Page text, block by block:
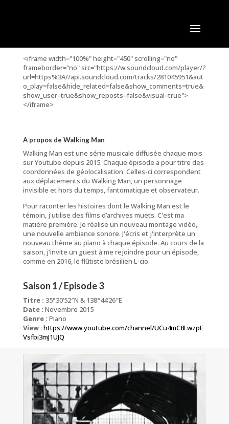
<iframe width="100%" height="450" scrolling="no"
frameborder="no" src="https://w.soundcloud.com/player/?
url=https%3A//api.soundcloud.com/tracks/281045951&aut
o_play=false&hide_related=false&show_comments=true&
show_user=true&show_reposts=false&visual=true">
</iframe>
A propos de Walking Man
Walking Man est une série musicale diffusée chaque mois
sur Youtube depuis 2015. Chaque épisode a pour titre des
coordonnées de géolocalisation. Celles-ci correspondent
aux déplacements du Walking Man, un personnage
invisible et hors du temps, fantomatique et observateur.
Pour raconter les histoires dont le Walking Man est le
témoin, j'utilise des films d’archives muets. C'est ma
matière première. Je réalise un nouveau montage vidéo,
une nouvelle ambiance sonore. J'écris et j'interprète un
nouveau thème au piano à chaque épisode. Au cours de la
saison, j'invite un guest à me rejoindre pour un épisode,
comme en 2016, le flûtiste brésilien L-cio.
Saison 1 / Episode 3
Titre : 35°30’52″N & 138°44’26″E
Date : Novembre 2015
Genre : Piano
View: https://www.youtube.com/channel/UCu4mC8LwzpE
Vsfbi3mJ1UJQ